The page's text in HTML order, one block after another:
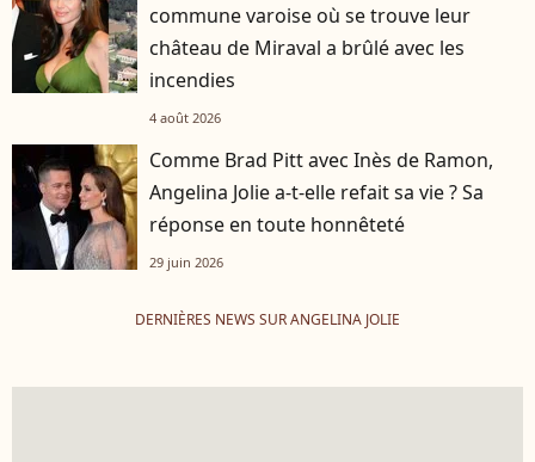
commune varoise où se trouve leur
château de Miraval a brûlé avec les
incendies
4 août 2026
Comme Brad Pitt avec Inès de Ramon,
Angelina Jolie a-t-elle refait sa vie ? Sa
réponse en toute honnêteté
29 juin 2026
DERNIÈRES NEWS SUR ANGELINA JOLIE